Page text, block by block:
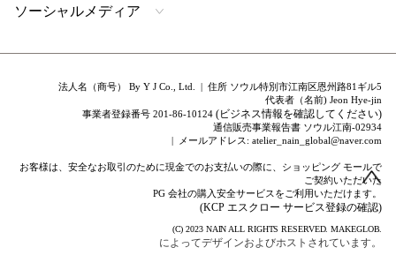
ソーシャルメディア
法人名（商号） By Y J Co., Ltd. | 住所 ソウル特別市江南区恩州路81ギル5
代表者（名前) Jeon Hye-jin
事業者登録番号 201-86-10124(ビジネス情報を確認してください)
通信販売事業報告書 ソウル江南-02934
| メールアドレス: atelier_nain_global@naver.com
お客様は、安全なお取引のために現金でのお支払いの際に、ショッピング モールで
ご契約いただいた
PG 会社の購入安全サービスをご利用いただけます。
(KCP エスクロー サービス登録の確認)
(C) 2023 NAIN ALL RIGHTS RESERVED.MAKEGLOB.
によってデザインおよびホストされています。